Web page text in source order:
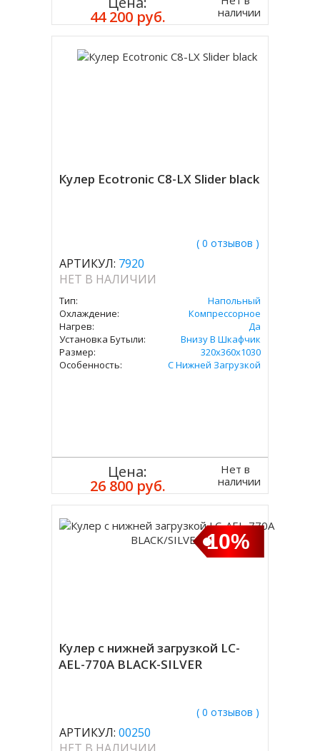
44 200 руб.
наличии
Кулер Ecotronic C8-LX Slider black
( 0 отзывов )
АРТИКУЛ: 7920
НЕТ В НАЛИЧИИ
Тип:
Напольный
Охлаждение:
Компрессорное
Нагрев:
Да
Установка Бутыли:
Внизу В Шкафчик
Размер:
320x360х1030
Особенность:
С Нижней Загрузкой
Цена:
26 800 руб.
Нет в
наличии
10%
Кулер с нижней загрузкой LC-
AEL-770A BLACK-SILVER
( 0 отзывов )
АРТИКУЛ: 00250